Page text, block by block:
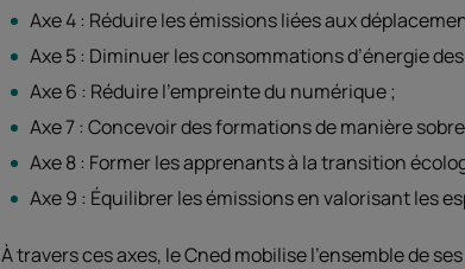
Axe 4 : Réduire les émissions liées aux
Axe 5 : Diminuer les consommations d’énergie
Axe 6 : Réduire l’empreinte du numérique ;
Axe 7 : Concevoir des formations de manière
Axe 8 : Former les apprenants à la transition
Axe 9 : Équilibrer les émissions en valorisant les
À travers ces axes, le Cned mobilise l’ensemble de